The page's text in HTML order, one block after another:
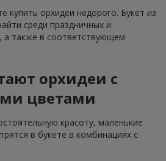
купить орхидеи недорого. Букет из
среди праздничных и
а также в соответствующем
орхидеи с
цветами
красоту, маленькие
в букете в комбинациях с